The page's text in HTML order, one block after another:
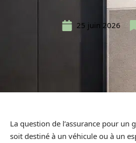
25 juin 2026
La question de l’assurance pour un
soit destiné à un véhicule ou à un